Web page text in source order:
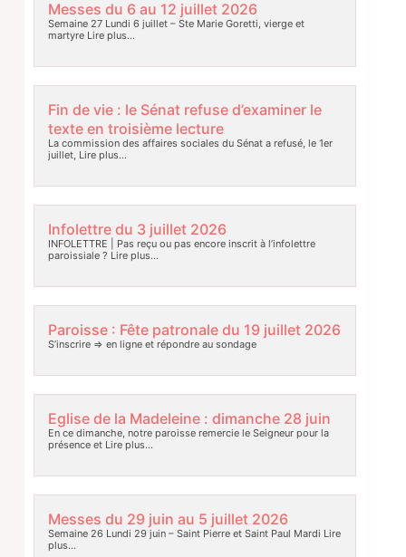
Messes du 6 au 12 juillet 2026
Semaine 27 Lundi 6 juillet – Ste Marie Goretti, vierge et
martyreLire plus…
Fin de vie : le Sénat refuse d’examiner le
texte en troisième lecture
La commission des affaires sociales du Sénat a refusé, le 1er
juillet, Lire plus…
Infolettre du 3 juillet 2026
INFOLETTRE | Pas reçu ou pas encore inscrit à l’infolettre
paroissiale ? Lire plus…
Paroisse : Fête patronale du 19 juillet 2026
S’inscrire => en ligne et répondre au sondage
Eglise de la Madeleine : dimanche 28 juin
En ce dimanche, notre paroisse remercie le Seigneur pour la
présence etLire plus…
Messes du 29 juin au 5 juillet 2026
Semaine 26 Lundi 29 juin – Saint Pierre et Saint Paul Mardi Lire
plus…